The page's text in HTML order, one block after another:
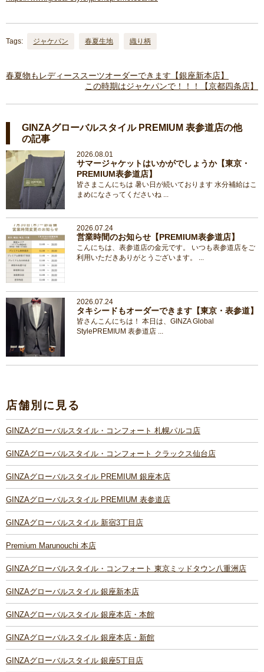
Tags: ジャケパン 春夏生地 織り柄
春夏物もレディーススーツオーダーできます【銀座新本店】
この時期はジャケパンで！！！【京都四条店】
GINZAグローバルスタイル PREMIUM 表参道店の他
の記事
2026.08.01
サマージャケットはいかがでしょうか【東京・
PREMIUM表参道店】
皆さまこんにちは 暑い日が続いております 水分補給はこ
まめになさってくださいね ...
2026.07.24
営業時間のお知らせ【PREMIUM表参道店】
こんにちは、表参道店の金元です。 いつも表参道店をご
利用いただきありがとうございます。 ...
2026.07.24
タキシードもオーダーできます【東京・表参道】
皆さんこんにちは！ 本日は、GINZA Global
StylePREMIUM 表参道店 ...
店舗別に見る
GINZAグローバルスタイル・コンフォート 札幌パルコ店
GINZAグローバルスタイル・コンフォート クラックス仙台店
GINZAグローバルスタイル PREMIUM 銀座本店
GINZAグローバルスタイル PREMIUM 表参道店
GINZAグローバルスタイル 新宿3丁目店
Premium Marunouchi 本店
GINZAグローバルスタイル・コンフォート 東京ミッドタウン八重洲店
GINZAグローバルスタイル 銀座新本店
GINZAグローバルスタイル 銀座本店・本館
GINZAグローバルスタイル 銀座本店・新館
GINZAグローバルスタイル 銀座5丁目店